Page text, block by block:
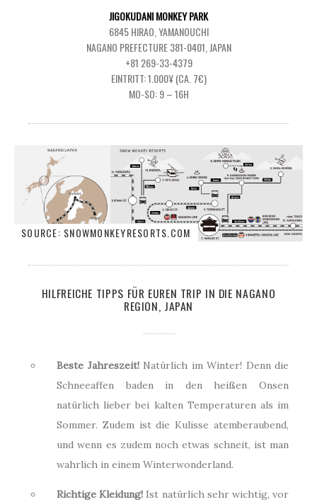
JIGOKUDANI MONKEY PARK
6845 HIRAO, YAMANOUCHI
NAGANO PREFECTURE 381-0401, JAPAN
+81 269-33-4379
EINTRITT: 1.000¥ (CA. 7€)
MO-SO: 9 – 16H
SOURCE: SNOWMONKEYRESORTS.COM
HILFREICHE TIPPS FÜR EUREN TRIP IN DIE NAGANO
REGION, JAPAN
Beste Jahreszeit! Natürlich im Winter! Denn die
Schneeaffen baden in den heißen Onsen
natürlich lieber bei kalten Temperaturen als im
Sommer. Zudem ist die Kulisse atemberaubend,
und wenn es zudem noch etwas schneit, ist man
wahrlich in einem Winterwonderland.
Richtige Kleidung! Ist natürlich sehr wichtig, vor